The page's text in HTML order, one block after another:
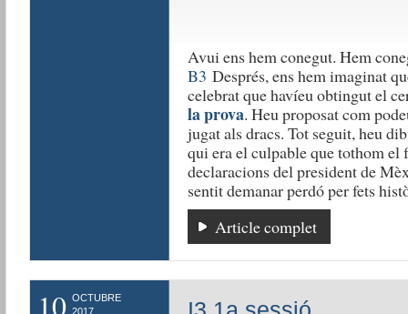
Avui ens hem conegut. Hem
B3 Després, ens hem imaginat
celebrat que havíeu obtingut el
la prova. Heu proposat com
jugat als dracs. Tot seguit, heu
qui era el culpable que tothom el
declaracions del president de
sentit demanar perdó per fets
Article complet
10 OCTUBRE
2017